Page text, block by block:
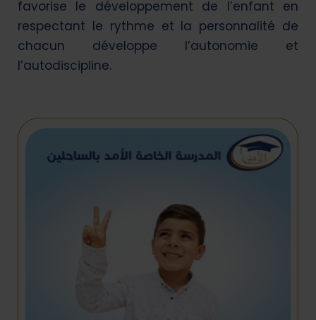
favorise le développement de l’enfant en
respectant le rythme et la personnalité de
chacun développe l’autonomie et
l’autodiscipline.